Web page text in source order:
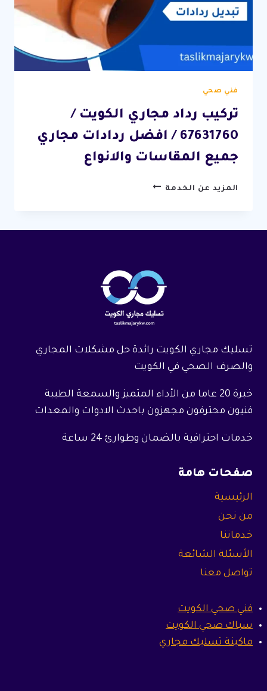
فني صحي
تركيب رداد مجاري الكويت /
67631760 / افضل ردادات مجاري
جميع المقاسات والانواع
المزيد عن الخدمةتركيب
افضل
ردادات
مجاري
جميع
والانواع
تسليك مجاري الكويت رائدة حل مشكلات المجاري
والصرف الصحي في الكويت
خبرة 20 عاما من الأداء المتميز والسمعة الطيبة
فنيون محترفون مجهزون باحدث الادوات والمعدات
خدمات احترافية بالضمان وطوارئ 24 ساعة
صفحات هامة
الرئيسية
من نحن
خدماتنا
الأسئلة الشائعة
تواصل معنا
فني صحي الكويت
سباك صحي الكويت
ماكينة تسليك مجاري